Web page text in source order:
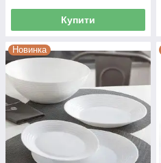
Купити
Новинка